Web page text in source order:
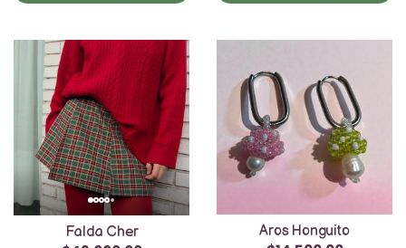
Falda Cher Aros Honguito